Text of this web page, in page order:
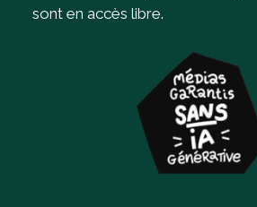
sont en accès libre.